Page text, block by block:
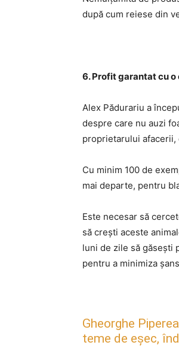
după cum reiese din
6. Profit garantat cu
Alex Pădurariu a
despre care nu auzi
proprietarului afacerii,
Cu minim 100 de
mai departe, pentru
Este necesar să
să crești aceste
luni de zile să găsești
pentru a minimiza
Gheorghe
teme de eșec,